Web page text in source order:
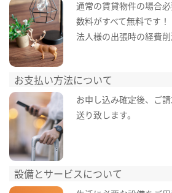
通常の賃貸物件の場合
数料がすべて無料です！
法人様の出張時の経費削
お支払い方法について
お申し込み確定後、ご
送り致します。
設備とサービスについて